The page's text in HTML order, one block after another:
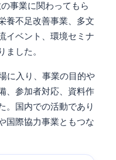
事業に関わってもら
養不足改善事業、多文
イベント、環境セミナ
ました。
に入り、事業の目的や
、参加者対応、資料作
。国内での活動であり
国際協力事業ともつな